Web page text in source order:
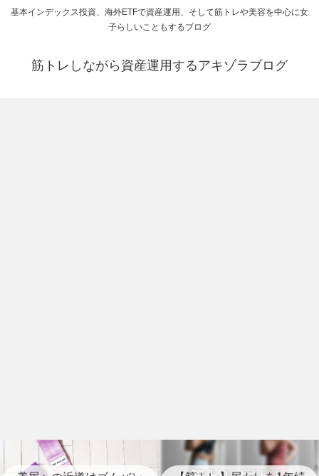
基本インデックス投資、海外ETFで資産運用、そして筋トレや美容を中心に女
子らしいこともするブログ
筋トレしながら資産運用するアキゾラブログ